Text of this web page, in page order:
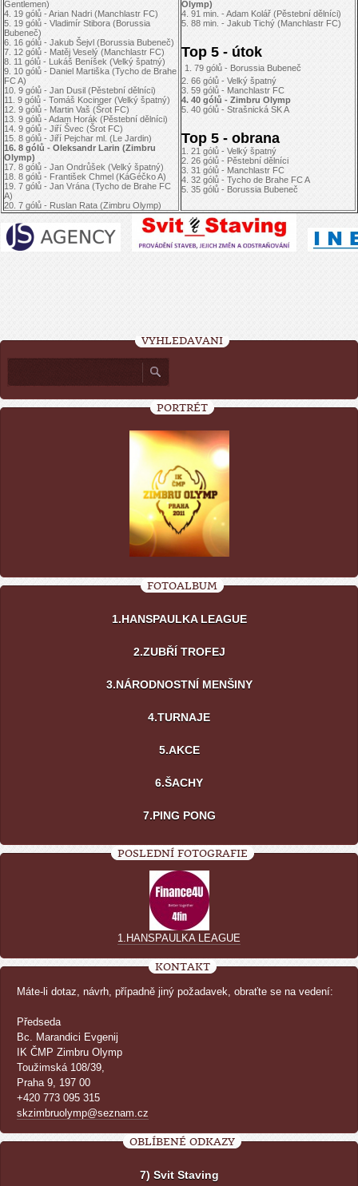
Gentlemen)
4. 19 gólů - Arian Nadri (Manchlastr FC)
5. 19 gólů - Vladimír Stibora (Borussia
Bubeneč)
6. 16 gólů - Jakub Šejvl (Borussia Bubeneč)
7. 12 gólů - Matěj Veselý (Manchlastr FC)
8. 11 gólů - Lukáš Beníšek (Velký špatný)
9. 10 gólů - Daniel Martiška (Tycho de Brahe
FC A)
10. 9 gólů - Jan Dusil (Pěstební dělníci)
11. 9 gólů - Tomáš Kocinger (Velký špatný)
12. 9 gólů - Martin Vaš (Šrot FC)
13. 9 gólů - Adam Horák (Pěstební dělníci)
14. 9 gólů - Jiří Švec (Šrot FC)
15. 8 gólů - Jiří Pejchar ml. (Le Jardin)
16. 8 gólů - Oleksandr Larin (Zimbru
Olymp)
17. 8 gólů - Jan Ondrůšek (Velký špatný)
18. 8 gólů - František Chmel (KáGéčko A)
19. 7 gólů - Jan Vrána (Tycho de Brahe FC
A)
20. 7 gólů - Ruslan Rata (Zimbru Olymp)
Olymp)
4. 91 min. - Adam Kolář (Pěstební dělníci)
5. 88 min. - Jakub Tichý (Manchlastr FC)
Top 5 - útok
1. 79 gólů - Borussia Bubeneč
2. 66 gólů - Velký špatný
3. 59 gólů - Manchlastr FC
4. 40 gólů - Zimbru Olymp
5. 40 gólů - Strašnická SK A
Top 5 - obrana
1. 21 gólů - Velký špatný
2. 26 gólů - Pěstební dělníci
3. 31 gólů - Manchlastr FC
4. 32 gólů - Tycho de Brahe FC A
5. 35 gólů - Borussia Bubeneč
VYHLEDÁVÁNÍ
PORTRÉT
FOTOALBUM
1.HANSPAULKA LEAGUE
2.ZUBŘÍ TROFEJ
3.NÁRODNOSTNÍ MENŠINY
4.TURNAJE
5.AKCE
6.ŠACHY
7.PING PONG
POSLEDNÍ FOTOGRAFIE
1.HANSPAULKA LEAGUE
KONTAKT
Máte-li dotaz, návrh, případně jiný požadavek, obraťte se na vedení:
Předseda
Bc. Marandici Evgenij
IK ČMP Zimbru Olymp
Toužimská 108/39,
Praha 9, 197 00
+420 773 095 315
skzimbruolymp@seznam.cz
OBLÍBENÉ ODKAZY
7) Svit Staving